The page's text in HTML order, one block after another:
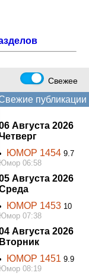
Свежее
публикации
Августа 2026
ЮМОР 1454 9.7
Юмор 06:58
Августа 2026
ЮМОР 1453 10
Юмор 07:38
Августа 2026
Вторник
ЮМОР 1451 9.9
Юмор 08:19